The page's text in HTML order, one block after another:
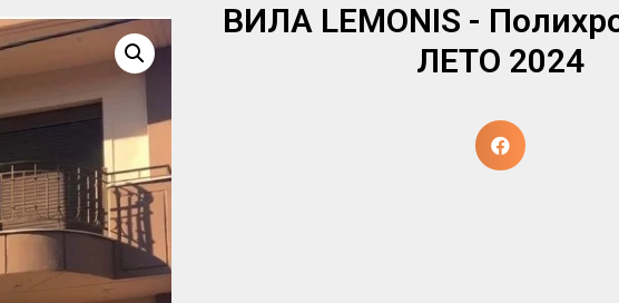
ВИЛА LEMONIS -
ЛЕТО 2024